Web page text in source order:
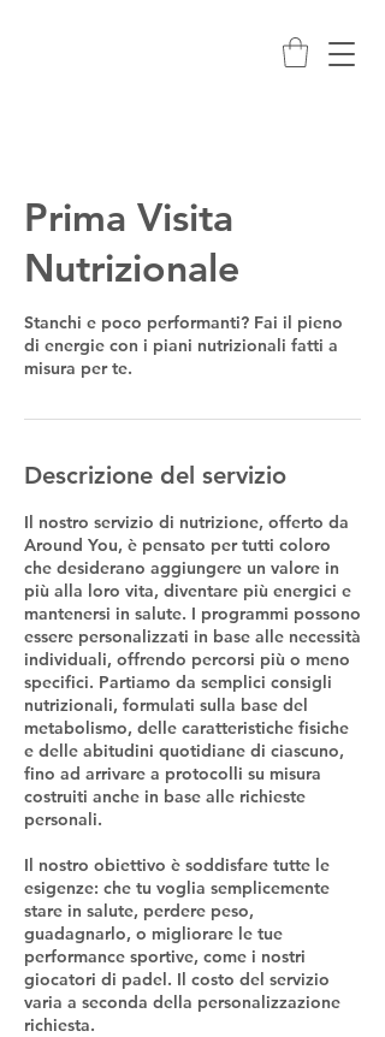
Prima Visita
Nutrizionale
Stanchi e poco performanti? Fai il pieno
di energie con i piani nutrizionali fatti a
misura per te.
Descrizione del servizio
Il nostro servizio di nutrizione, offerto da
Around You, è pensato per tutti coloro
che desiderano aggiungere un valore in
più alla loro vita, diventare più energici e
mantenersi in salute. I programmi possono
essere personalizzati in base alle necessità
individuali, offrendo percorsi più o meno
specifici. Partiamo da semplici consigli
nutrizionali, formulati sulla base del
metabolismo, delle caratteristiche fisiche
e delle abitudini quotidiane di ciascuno,
fino ad arrivare a protocolli su misura
costruiti anche in base alle richieste
personali.
Il nostro obiettivo è soddisfare tutte le
esigenze: che tu voglia semplicemente
stare in salute, perdere peso,
guadagnarlo, o migliorare le tue
performance sportive, come i nostri
giocatori di padel. Il costo del servizio
varia a seconda della personalizzazione
richiesta.